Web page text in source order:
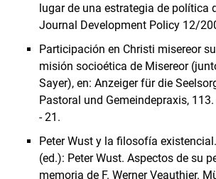
lugar de una estrategia de política
Journal Development Policy 12/
Participación en Christi misereor
misión socioética de Misereor
Sayer), en: Anzeiger für die
Pastoral und Gemeindepraxis,
- 21.
Peter Wust y la filosofía
(ed.): Peter Wust. Aspectos de su
memoria de F. Werner Veauthier.